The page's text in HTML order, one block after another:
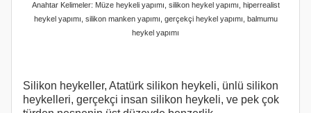
Anahtar Kelimeler: Müze heykeli yapımı, silikon heykel yapımı, hiperrealist
heykel yapımı, silikon manken yapımı, gerçekçi heykel yapımı, balmumu
heykel yapımı
Silikon heykeller, Atatürk silikon heykeli, ünlü silikon
heykelleri, gerçekçi insan silikon heykeli, ve pek çok